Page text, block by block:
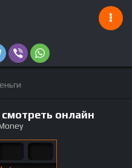
онлайн